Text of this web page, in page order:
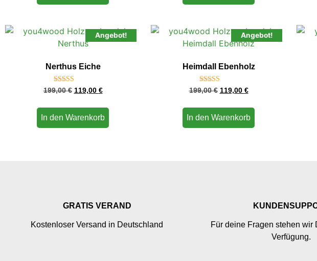
Angebot!
Nerthus Eiche
Bewertet
mit
von 5
199,00€ 119,00 €
In den Warenkorb
Angebot!
Heimdall Ebenholz
Bewertet
mit
von 5
199,00€ 119,00 €
In den Warenkorb
GRATIS VERAND
Kostenloser Versand in Deutschland
Für deine Fragen stehen wir
Verfügung.